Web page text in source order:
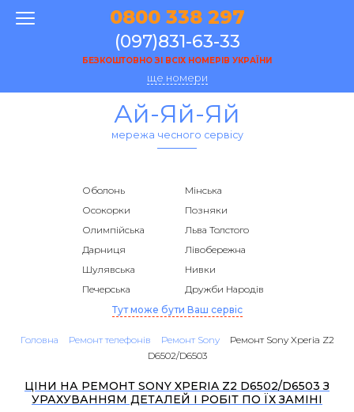
0800 338 297
(097)831-63-33
БЕЗКОШТОВНО ЗІ ВСІХ НОМЕРІВ УКРАЇНИ
ще номери
Ай-Яй-Яй
мережа чесного сервісу
Оболонь
Мінська
Осокорки
Позняки
Олимпійська
Льва Толстого
Дарниця
Лівобережна
Шулявська
Нивки
Печерська
Дружби Народів
Тут може бути Ваш сервіс
Головна Ремонт телефонів Ремонт Sony
Ремонт Sony Xperia Z2
D6502/D6503
ЦІНИ НА РЕМОНТ SONY XPERIA Z2 D6502/D6503 З
УРАХУВАННЯМ ДЕТАЛЕЙ І РОБІТ ПО ЇХ ЗАМІНІ